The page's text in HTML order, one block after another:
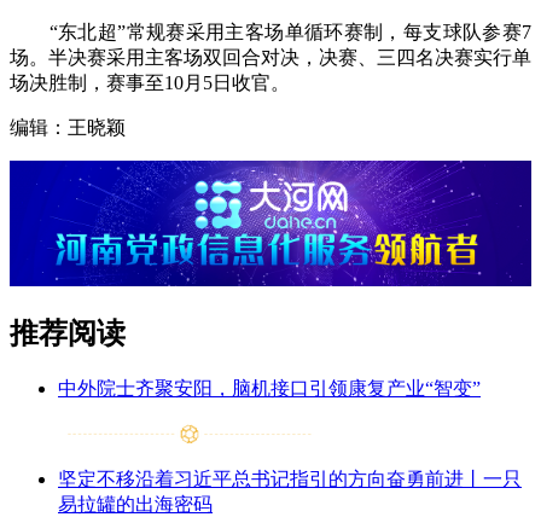
“东北超”常规赛采用主客场单循环赛制，每支球队参赛7
场。半决赛采用主客场双回合对决，决赛、三四名决赛实行单
场决胜制，赛事至10月5日收官。
编辑：王晓颖
推荐阅读
中外院士齐聚安阳，脑机接口引领康复产业“智变”
坚定不移沿着习近平总书记指引的方向奋勇前进丨一只
易拉罐的出海密码